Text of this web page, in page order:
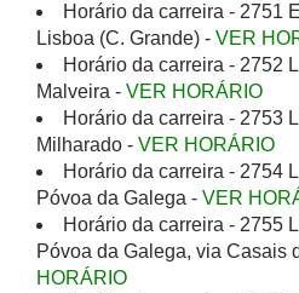
Horário da carreira - 2751
Lisboa (C. Grande) - VER
Horário da carreira - 2752
Malveira - VER HORÁRIO
Horário da carreira - 2753
Milharado - VER HORÁRIO
Horário da carreira - 2754
Póvoa da Galega - VER
Horário da carreira - 2755
Póvoa da Galega, via Casais
HORÁRIO